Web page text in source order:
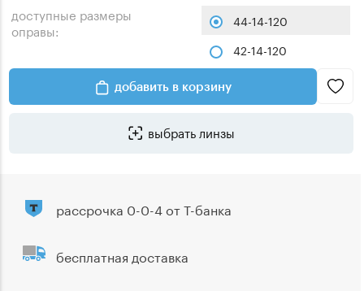
доступные размеры
оправы:
44-14-120
42-14-120
добавить в корзину
выбрать линзы
рассрочка 0-0-4 от Т-банка
бесплатная доставка